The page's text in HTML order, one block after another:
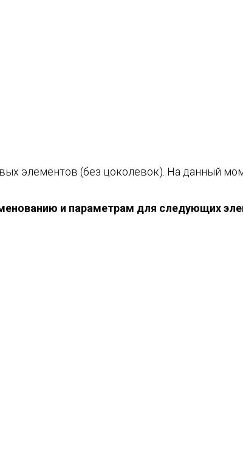
элементов (без цоколевок). На данный
и параметрам для следующих